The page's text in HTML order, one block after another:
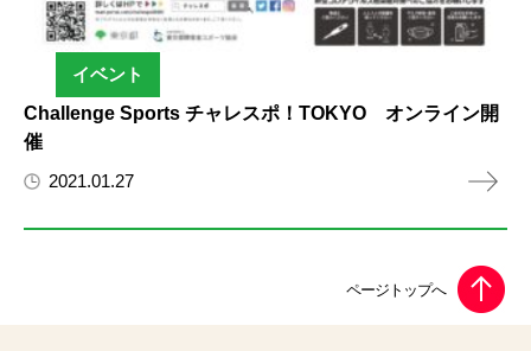
イベント
Challenge Sports チャレスポ！TOKYO オンライン開
催
2021.01.27